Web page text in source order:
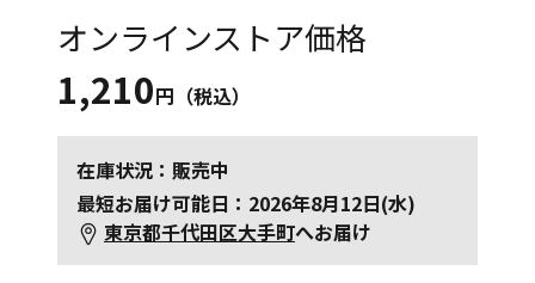
オンラインストア価格
1,210円（税込）
在庫状況：販売中
最短お届け可能日：2026年8月12日(水)
東京都千代田区大手町へお届け